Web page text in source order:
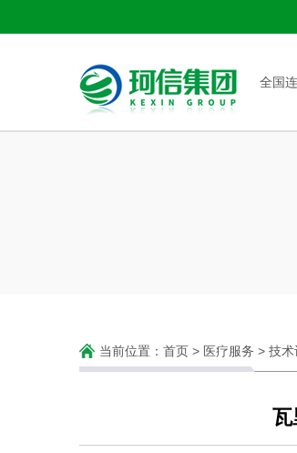
全国
当前位置： 首页 > 医疗服务 > 技术
瓦